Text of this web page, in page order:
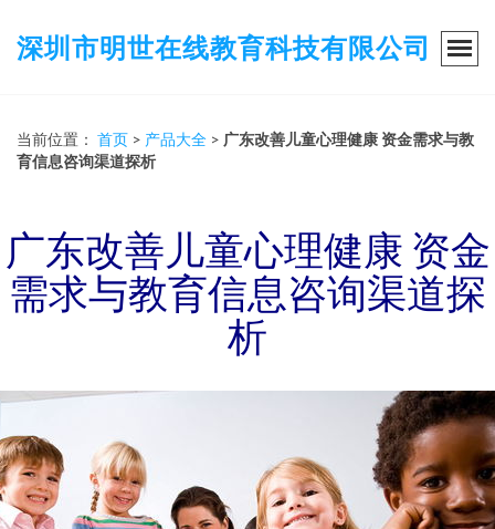
深圳市明世在线教育科技有限公司
当前位置： 首页 > 产品大全 > 广东改善儿童心理健康 资金需求与教
育信息咨询渠道探析
广东改善儿童心理健康 资金
需求与教育信息咨询渠道探
析